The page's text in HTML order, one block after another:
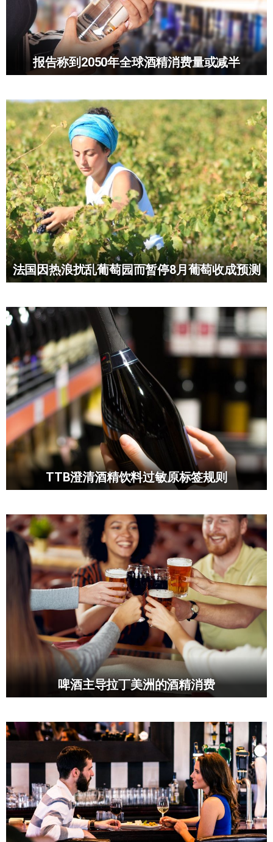
报告称到2050年全球酒精消费量或减半
法国因热浪扰乱葡萄园而暂停8月葡萄收成预测
TTB澄清酒精饮料过敏原标签规则
啤酒主导拉丁美洲的酒精消费